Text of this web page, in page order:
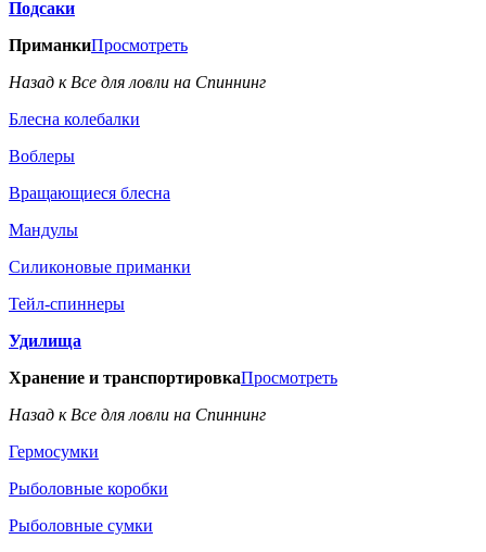
Подсаки
ПриманкиПросмотреть
Назад к Все для ловли на Спиннинг
Блесна колебалки
Воблеры
Вращающиеся блесна
Мандулы
Силиконовые приманки
Тейл-спиннеры
Удилища
Хранение и транспортировкаПросмотреть
Назад к Все для ловли на Спиннинг
Гермосумки
Рыболовные коробки
Рыболовные сумки